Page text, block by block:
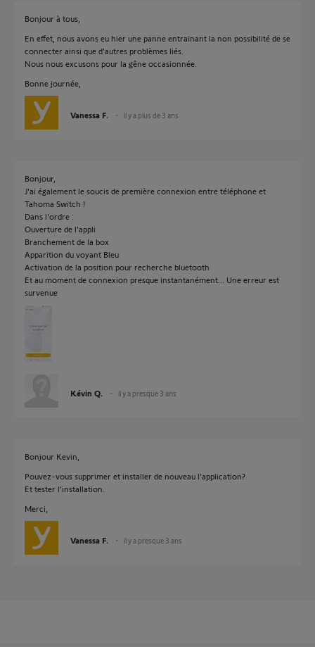
Bonjour à tous,
En effet, nous avons eu hier une panne entrainant la non possibilité de se
connecter ainsi que d'autres problèmes liés.
Nous nous excusons pour la gêne occasionnée.
Bonne journée,
Vanessa F. il y a plus de 3 ans
Bonjour,
J'ai également le soucis de première connexion entre téléphone et
Tahoma Switch !
Dans l'ordre :
Ouverture de l'appli
Branchement de la box
Apparition du voyant Bleu
Activation de la position pour recherche bluetooth
Et au moment de connexion presque instantanément... Une erreur est
survenue
Kévin Q. il y a presque 3 ans
Bonjour Kevin,
Pouvez-vous supprimer et installer de nouveau l'application?
Et tester l'installation.
Merci,
Vanessa F. il y a presque 3 ans